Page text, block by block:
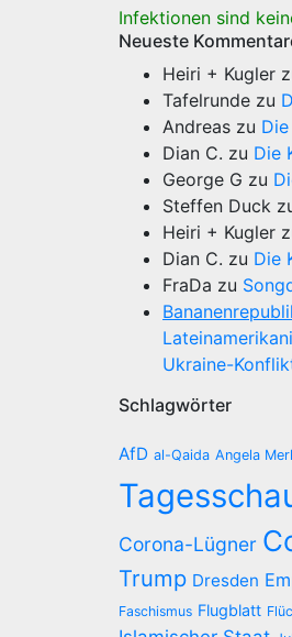
Infektionen sind
Neueste
Heiri + Kugler
Tafelrunde zu
Andreas zu
Dian C. zu Die
George G zu
Steffen Duck
Heiri + Kugler
Dian C. zu Die
FraDa zu
Ukraine-
Schlagwörter
AfD al-Qaida Angela
Corona-Lügner
Trump Dresden
Faschismus Flugblatt